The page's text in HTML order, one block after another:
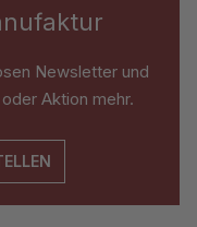
Newsletter und
Aktion mehr.